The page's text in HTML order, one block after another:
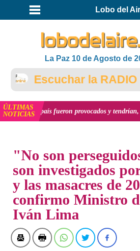
Lobo del
La Paz 10 de Agosto de
Escuchar la RADIO
ÚLTIMAS
NOTICIAS
país fueron provocados y tendrían, en
"No son
son investigados
y las masacres de
confirmo Ministro
Iván Lima